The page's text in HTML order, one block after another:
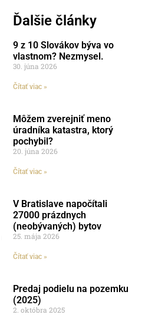
Ďalšie články
9 z 10 Slovákov býva vo
vlastnom? Nezmysel.
30. júna 2026
Čítať viac »
Môžem zverejniť meno
úradníka katastra, ktorý
pochybil?
20. júna 2026
Čítať viac »
V Bratislave napočítali
27000 prázdnych
(neobývaných) bytov
25. mája 2026
Čítať viac »
Predaj podielu na pozemku
(2025)
2. októbra 2025